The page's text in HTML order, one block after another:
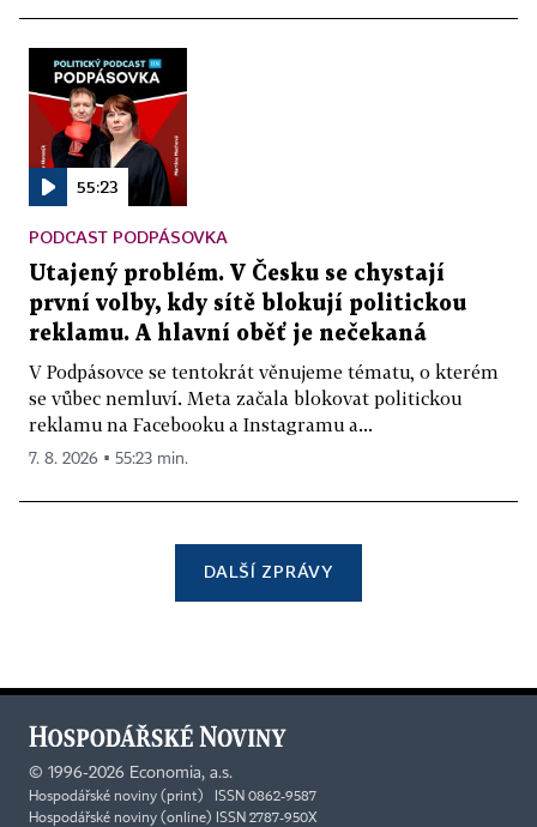
55:23
PODCAST PODPÁSOVKA
Utajený problém. V Česku se chystají
první volby, kdy sítě blokují politickou
reklamu. A hlavní oběť je nečekaná
V Podpásovce se tentokrát věnujeme tématu, o kterém
se vůbec nemluví. Meta začala blokovat politickou
reklamu na Facebooku a Instagramu a...
7. 8. 2026 ▪ 55:23 min.
DALŠÍ ZPRÁVY
© 1996-2026 Economia, a.s.
Hospodářské noviny (print) ISSN 0862-9587
Hospodářské noviny (online) ISSN 2787-950X